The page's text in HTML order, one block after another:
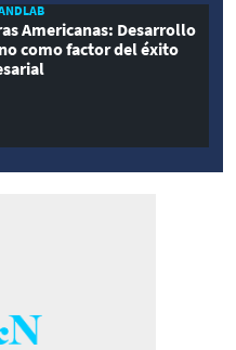
Americanas: Desarrollo
como factor del éxito